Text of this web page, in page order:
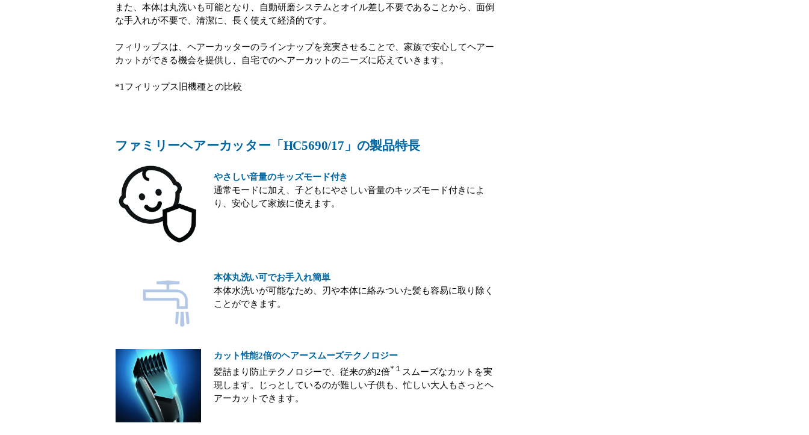
また、本体は丸洗いも可能となり、自動研磨システムとオイル差し不要であることから、面倒
な手入れが不要で、清潔に、長く使えて経済的です。
フィリップスは、ヘアーカッターのラインナップを充実させることで、家族で安心してヘアー
カットができる機会を提供し、自宅でのヘアーカットのニーズに応えていきます。
*1フィリップス旧機種との比較
ファミリーヘアーカッター「HC5690/17」の製品特長
やさしい音量のキッズモード付き
通常モードに加え、子どもにやさしい音量のキッズモード付きによ
り、安心して家族に使えます。
本体丸洗い可でお手入れ簡単
本体水洗いが可能なため、刃や本体に絡みついた髪も容易に取り除く
ことができます。
カット性能2倍のヘアースムーズテクノロジー
髪詰まり防止テクノロジーで、従来の約2倍*１ スムーズなカットを実
現します。じっとしているのが難しい子供も、忙しい大人もさっとヘ
アーカットできます。